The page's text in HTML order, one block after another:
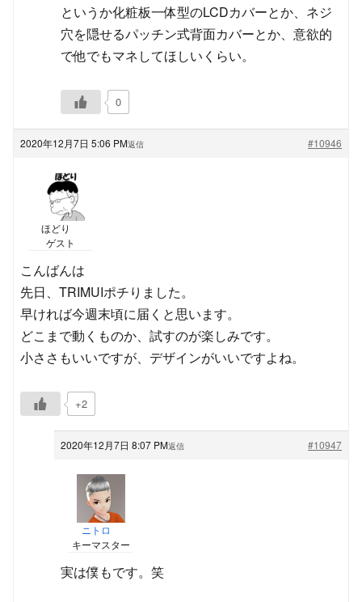
というか化粧板一体型のLCDカバーとか、ネジ
穴を隠せるパッチン式背面カバーとか、意欲的
で他でもマネしてほしいくらい。
0
2020年12月7日 5:06 PM #10946
返信
ほどり
ゲスト
こんばんは
先日、TRIMUIポチりました。
早ければ今週末頃に届くと思います。
どこまで動くものか、試すのが楽しみです。
小ささもいいですが、デザインがいいですよね。
+2
2020年12月7日 8:07 PM #10947
返信
ニトロ
キーマスター
実は僕もです。笑